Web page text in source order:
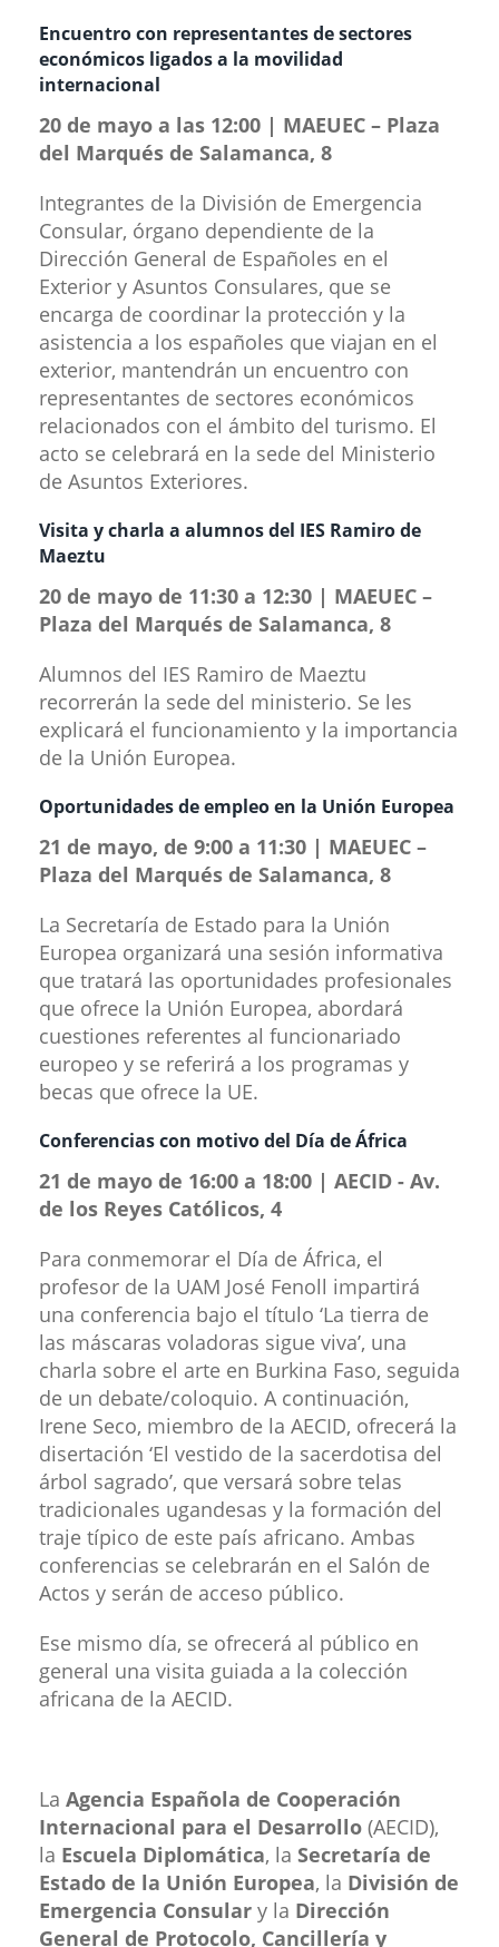
Encuentro con representantes de​ sectores
económicos ligados a la movilidad
internacional
20 de mayo a las 12:00 | MAEUEC – Plaza
del Marqués de Salamanca, 8
Integrantes de la División de Emergencia
Consular, órgano dependiente de la
Dirección General de Españoles en el
Exterior y Asuntos Consulares, que se
encarga de coordinar la protección y la
asistencia a los españoles que viajan en el
exterior, mantendrán un encuentro con
representantes de sectores económicos
relacionados con el ámbito del turismo. El
acto se celebrará en la sede del Ministerio
de Asuntos Exteriores.
Visita y charla a alumnos del IES Ram​iro de
Maeztu
20 de mayo de 11:30 a 12:30 | MAEUEC –
Plaza del Marqués de Salamanca, 8
Alumnos del IES Ramiro de Maeztu
recorrerán la sede del ministerio. Se les
explicará el funcionamiento y la importancia
de la Unión Europea.
Oportunidades de empleo en la U​nión Europea
21 de mayo, de 9:00 a 11:30 | MAEUEC –
Plaza del Marqués de Salamanca, 8
La Secretaría de Estado para la Unión
Europea organizará una sesión informativa
que tratará las oportunidades profesionales
que ofrece la Unión Europea, abordará
cuestiones referentes al funcionariado
europeo y se referirá a los programas y
becas que ofrece la UE.
Conferencias con motivo del Día d​​e África
21 de mayo de 16:00 a 18:00 | AECID - Av.
de los Reyes Católicos, 4
Para conmemorar el Día de África, el
profesor de la UAM José Fenoll impartirá
una conferencia bajo el título ‘La tierra de
las máscaras voladoras sigue viva’, una
charla sobre el arte en Burkina Faso, seguida
de un debate/coloquio. A continuación,
Irene Seco, miembro de la AECID, ofrecerá la
disertación ‘El vestido de la sacerdotisa del
árbol sagrado’, que versará sobre telas
tradicionales ugandesas y la formación del
traje típico de este país africano. Ambas
conferencias se celebrarán en el Salón de
Actos y serán de acceso público.
Ese mismo día, se ofrecerá al público en
general una visita guiada a la colección
africana de la AECID.
La Agencia Española de Cooperación
Internacional para el Desarrollo (AECID),
la Escuela Diplomática, la Secretaría de
Estado de la Unión Europea, la División de
Emergencia Consular y la Dirección
General de Protocolo, Cancillería y